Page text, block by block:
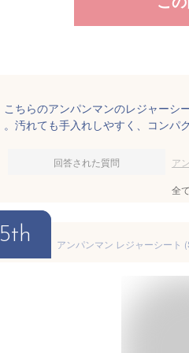
こちらのアンパンマンのレジャーシ
。汚れても手入れしやすく、コンパ
回答された質問 ア
全
5th